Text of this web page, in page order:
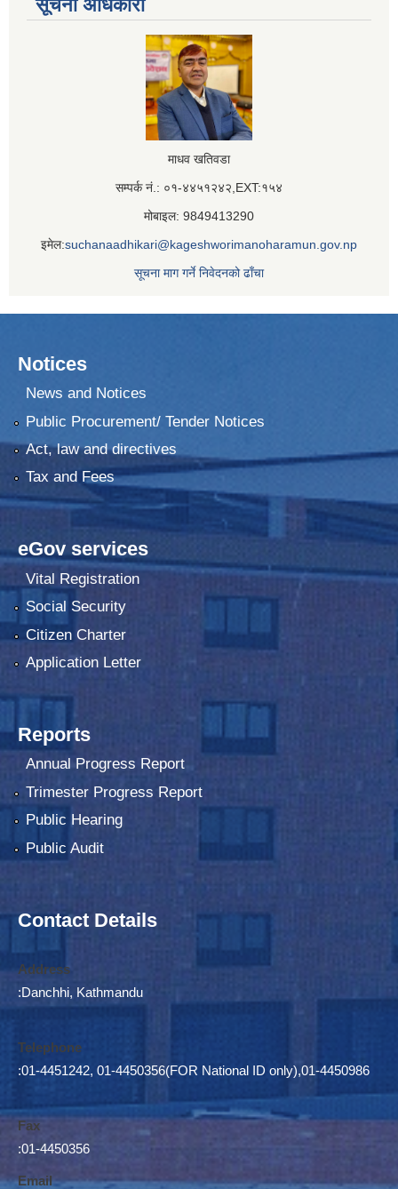
सूचना अधिकारी
माधव खतिवडा
सम्पर्क नं.: ०१-४४५१२४२,EXT:१५४
मोबाइल: 9849413290
इमेल:suchanaadhikari@kageshworimanoharamun.gov.np
सूचना माग गर्ने निवेदनको ढाँचा
Notices
News and Notices
Public Procurement/ Tender Notices
Act, law and directives
Tax and Fees
eGov services
Vital Registration
Social Security
Citizen Charter
Application Letter
Reports
Annual Progress Report
Trimester Progress Report
Public Hearing
Public Audit
Contact Details
Address
:Danchhi, Kathmandu
Telephone
:01-4451242, 01-4450356(FOR National ID only),01-4450986
Fax
:01-4450356
Email